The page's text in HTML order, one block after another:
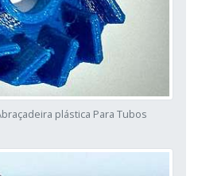
plástica Para Tubos